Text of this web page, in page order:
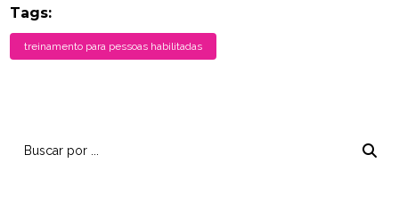
Tags:
treinamento para pessoas habilitadas